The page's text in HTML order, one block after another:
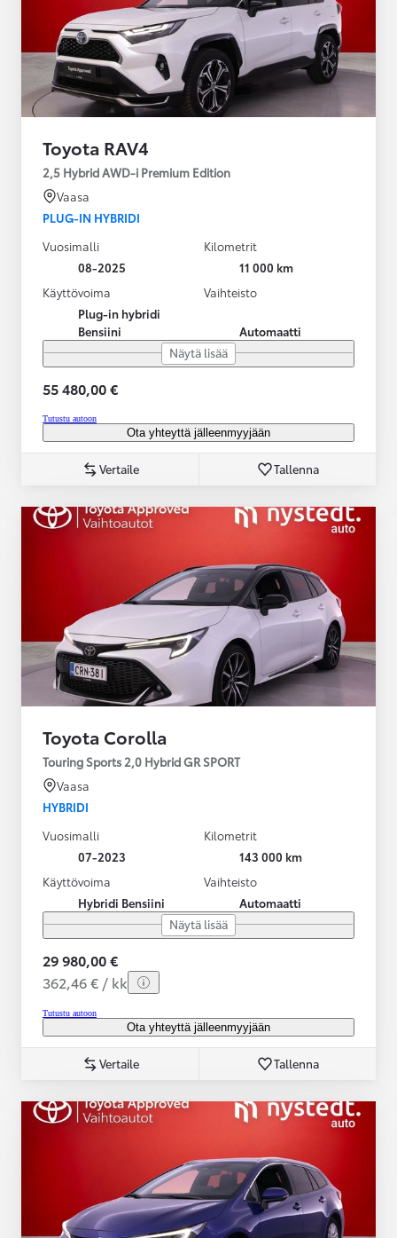
Toyota RAV4
2,5 Hybrid AWD-i Premium Edition
Vaasa
PLUG-IN HYBRIDI
Vuosimalli
08-2025
Kilometrit
11 000 km
Käyttövoima
Plug-in hybridi
Bensiini
Vaihteisto
Automaatti
Näytä lisää
55 480,00 €
Tutustu autoon
Ota yhteyttä jälleenmyyjään
Vertaile Tallenna
Toyota Corolla
Touring Sports 2,0 Hybrid GR SPORT
Vaasa
HYBRIDI
Vuosimalli
07-2023
Kilometrit
143 000 km
Käyttövoima
Hybridi Bensiini
Vaihteisto
Automaatti
Näytä lisää
29 980,00 €
362,46 € / kk
Tutustu autoon
Ota yhteyttä jälleenmyyjään
Vertaile Tallenna